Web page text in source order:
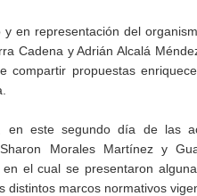
y en representación del
Cadena y Adrián Alcalá
compartir propuestas
en este segundo día de las
Sharon Morales Martínez y
en el cual se presentaron
distintos marcos normativos